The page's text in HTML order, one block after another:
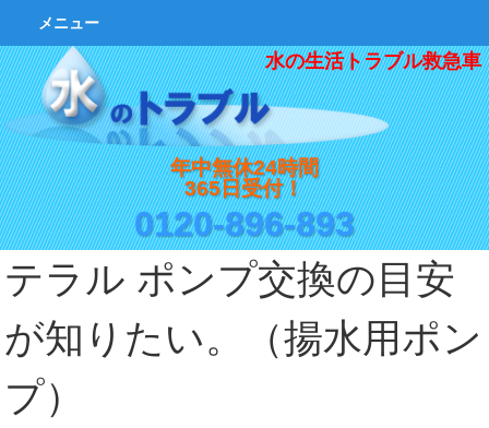
水の生活トラブル救急車
年中無休24時間
365日受付！
0120-896-893
メニュー
テラル ポンプ交換の目安
が知りたい。（揚水用ポン
プ）